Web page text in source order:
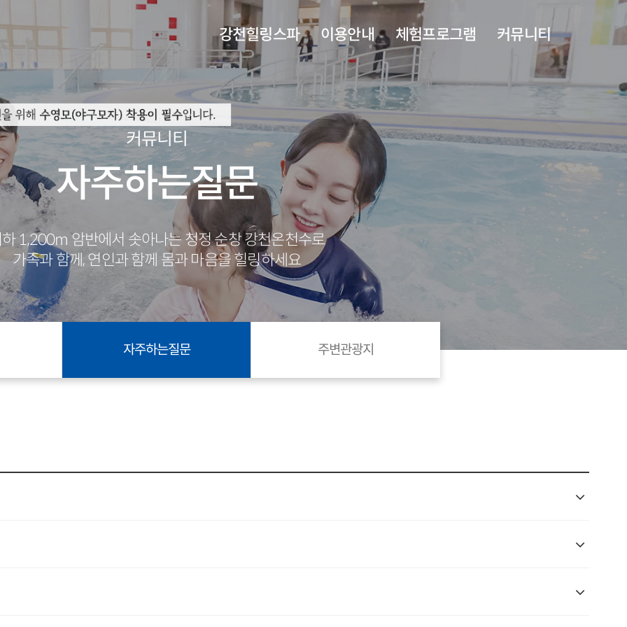
강천힐링스파
체험관안내
오시는길
이용안내
층별안내
이용안내
체험프로그램
치유누리실
도반욕실
커뮤니티
공지사항
자주하는질문
주변관광지
커뮤니티
자주하는질문
1,200m 암반에서 솟아나는 청정 순창 강천온천수로
가족과 함께, 연인과 함께 몸과 마음을 힐링하세요
자주하는질문 주변관광지